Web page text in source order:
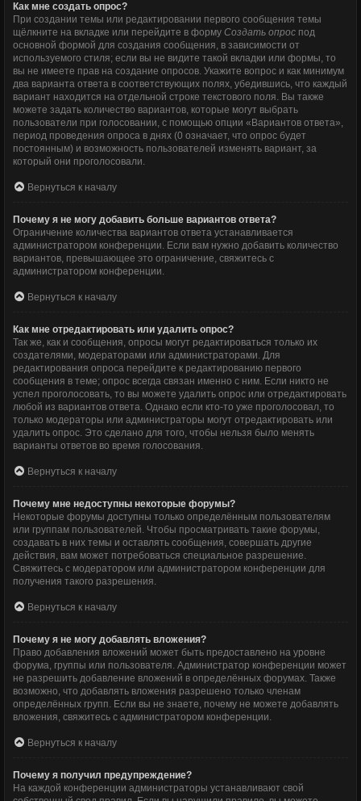
Как мне создать опрос?
При создании темы или редактировании первого сообщения темы
щёлкните на вкладке или перейдите в форму Создать опрос под
основной формой для создания сообщения, в зависимости от
используемого стиля; если вы не видите такой вкладки или формы, то
вы не имеете прав на создание опросов. Укажите вопрос и как минимум
два варианта ответа в соответствующих полях, убедившись, что каждый
вариант находится на отдельной строке текстового поля. Вы также
можете задать количество вариантов, которые могут выбрать
пользователи при голосовании, с помощью опции «Вариантов ответа»,
период проведения опроса в днях (0 означает, что опрос будет
постоянным) и возможность пользователей изменять вариант, за
который они проголосовали.
Вернуться к началу
Почему я не могу добавить больше вариантов ответа?
Ограничение количества вариантов ответа устанавливается
администратором конференции. Если вам нужно добавить количество
вариантов, превышающее это ограничение, свяжитесь с
администратором конференции.
Вернуться к началу
Как мне отредактировать или удалить опрос?
Так же, как и сообщения, опросы могут редактироваться только их
создателями, модераторами или администраторами. Для
редактирования опроса перейдите к редактированию первого
сообщения в теме; опрос всегда связан именно с ним. Если никто не
успел проголосовать, то вы можете удалить опрос или отредактировать
любой из вариантов ответа. Однако если кто-то уже проголосовал, то
только модераторы или администраторы могут отредактировать или
удалить опрос. Это сделано для того, чтобы нельзя было менять
варианты ответов во время голосования.
Вернуться к началу
Почему мне недоступны некоторые форумы?
Некоторые форумы доступны только определённым пользователям
или группам пользователей. Чтобы просматривать такие форумы,
создавать в них темы и оставлять сообщения, совершать другие
действия, вам может потребоваться специальное разрешение.
Свяжитесь с модератором или администратором конференции для
получения такого разрешения.
Вернуться к началу
Почему я не могу добавлять вложения?
Право добавления вложений может быть предоставлено на уровне
форума, группы или пользователя. Администратор конференции может
не разрешить добавление вложений в определённых форумах. Также
возможно, что добавлять вложения разрешено только членам
определённых групп. Если вы не знаете, почему не можете добавлять
вложения, свяжитесь с администратором конференции.
Вернуться к началу
Почему я получил предупреждение?
На каждой конференции администраторы устанавливают свой